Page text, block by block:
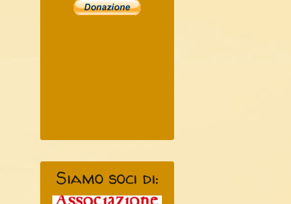
Siamo soci di: